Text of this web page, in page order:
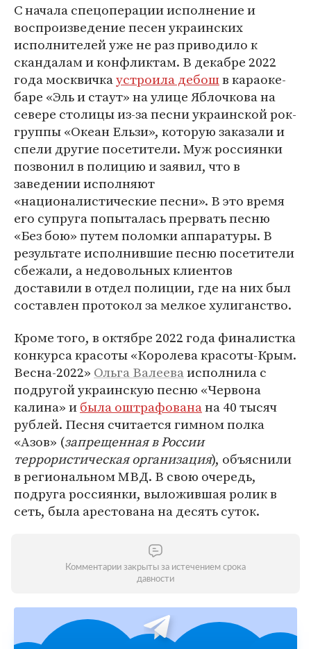
С начала спецоперации исполнение и
воспроизведение песен украинских
исполнителей уже не раз приводило к
скандалам и конфликтам. В декабре 2022
года москвичкаустроила дебошв караоке-
баре «Эль и стаут» на улице Яблочкова на
севере столицы из-за песни украинской рок-
группы «Океан Ельзи», которую заказали и
спели другие посетители. Муж россиянки
позвонил в полицию и заявил, что в
заведении исполняют
«националистические песни». В это время
его супруга попыталась прервать песню
«Без бою» путем поломки аппаратуры. В
результате исполнившие песню посетители
сбежали, а недовольных клиентов
доставили в отдел полиции, где на них был
составлен протокол за мелкое хулиганство.
Кроме того, в октябре 2022 года финалистка
конкурса красоты «Королева красоты-Крым.
Весна-2022» Ольга Валееваисполнила с
подругой украинскую песню «Червона
калина» ибыла оштрафованана 40 тысяч
рублей. Песня считается гимном полка
«Азов» (запрещенная в России
террористическая организация), объяснили
в региональном МВД. В свою очередь,
подруга россиянки, выложившая ролик в
сеть, была арестована на десять суток.
Комментарии закрыты за истечением срока
давности